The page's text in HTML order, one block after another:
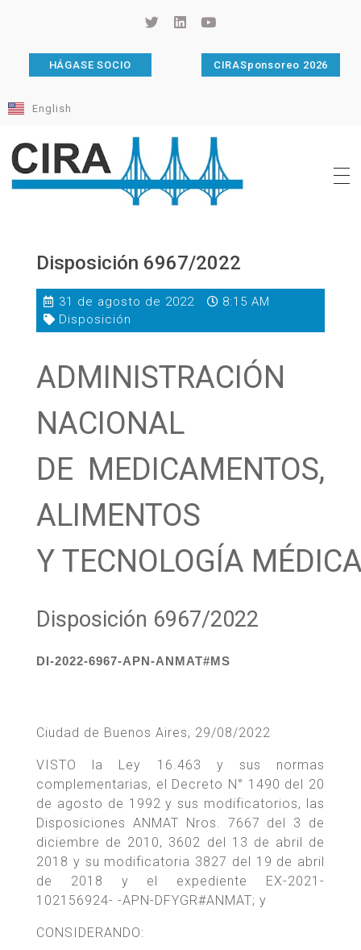
HÁGASE SOCIO CIRASponsoreo 2026
English
Disposición 6967/2022
31 de agosto de 2022
8:15 AM
Disposición
ADMINISTRACIÓN
NACIONAL
DE MEDICAMENTOS,
ALIMENTOS
Y TECNOLOGÍA
Disposición 6967/2022
DI-2022-6967-APN-ANMAT#MS
Ciudad de Buenos Aires, 29/08/2022
VISTO la Ley 16.463 y sus normas
complementarias, el Decreto N° 1490 del 20
de agosto de 1992 y sus modificatorios, las
Disposiciones ANMAT Nros. 7667 del 3 de
diciembre de 2010, 3602 del 13 de abril de
2018 y su modificatoria 3827 del 19 de abril
de 2018 y el expediente EX-2021-
102156924- -APN-DFYGR#ANMAT; y
CONSIDERANDO: